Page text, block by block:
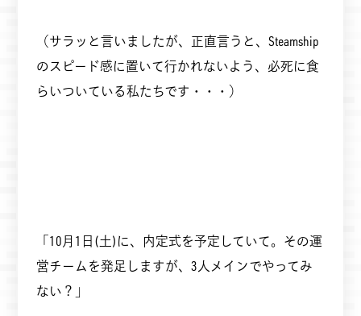
（サラッと言いましたが、正直言うと、Steamship
のスピード感に置いて行かれないよう、必死に食
らいついている私たちです・・・）
「10月1日(土)に、内定式を予定していて。その運
営チームを発足しますが、3人メインでやってみ
ない？」